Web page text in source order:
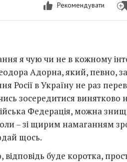
Рекомендувати
я чую чи не в кожному
Адорна, який, певно,
Росії в Україну не раз
зосередитися винятково
Федерація, можна
– зі щирим намаганням
щось.
буде коротка,